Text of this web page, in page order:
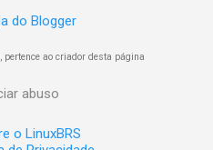
do Blogger
pertence ao criador desta página
abuso
o LinuxBRS